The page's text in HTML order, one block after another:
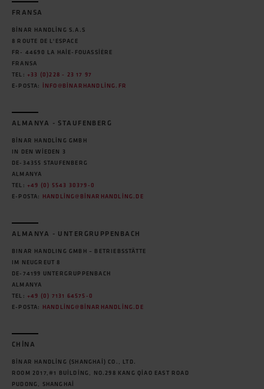
FRANSA
BINAR HANDLING S.A.S
8 ROUTE DE L'ESPACE
FR- 44690 LA HAIE-FOUASSIÈRE
FRANSA
TEL: +33 (0)228 - 23 17 97
E-POSTA:
INFO@BINARHANDLING.FR
ALMANYA - STAUFENBERG
BINAR HANDLING GMBH
IN DEN WIEDEN 3
DE-34355 STAUFENBERG
ALMANYA
TEL: +49 (0) 5543 30379-0
E-POSTA:
HANDLING@BINARHANDLING.DE
ALMANYA - UNTERGRUPPENBACH
BINAR HANDLING GMBH – BETRIEBSSTÄTTE
IM NEUGREUT 8
DE-74199 UNTERGRUPPENBACH
ALMANYA
TEL: +49 (0) 7131 64575-0
E-POSTA:
HANDLING@BINARHANDLING.DE
CHINA
BINAR HANDLING (SHANGHAI) CO., LTD.
ROOM 2017,#1 BUILDING, NO.298 KANG QIAO EAST ROAD
PUDONG, SHANGHAI